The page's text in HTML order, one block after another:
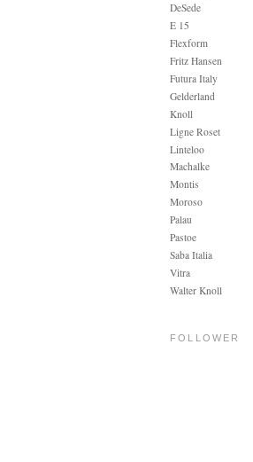
DeSede
E 15
Flexform
Fritz Hansen
Futura Italy
Gelderland
Knoll
Ligne Roset
Linteloo
Machalke
Montis
Moroso
Palau
Pastoe
Saba Italia
Vitra
Walter Knoll
FOLLOWER